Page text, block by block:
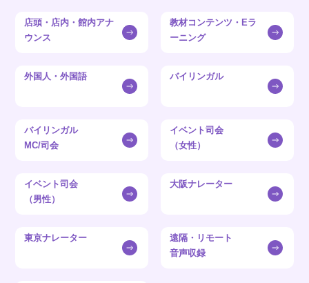
店頭・店内・館内アナ
ウンス
教材コンテンツ・Eラ
ーニング
外国人・外国語 バイリンガル
バイリンガル
MC/司会
イベント司会
（女性）
イベント司会
（男性）
大阪ナレーター
東京ナレーター
遠隔・リモート
音声収録